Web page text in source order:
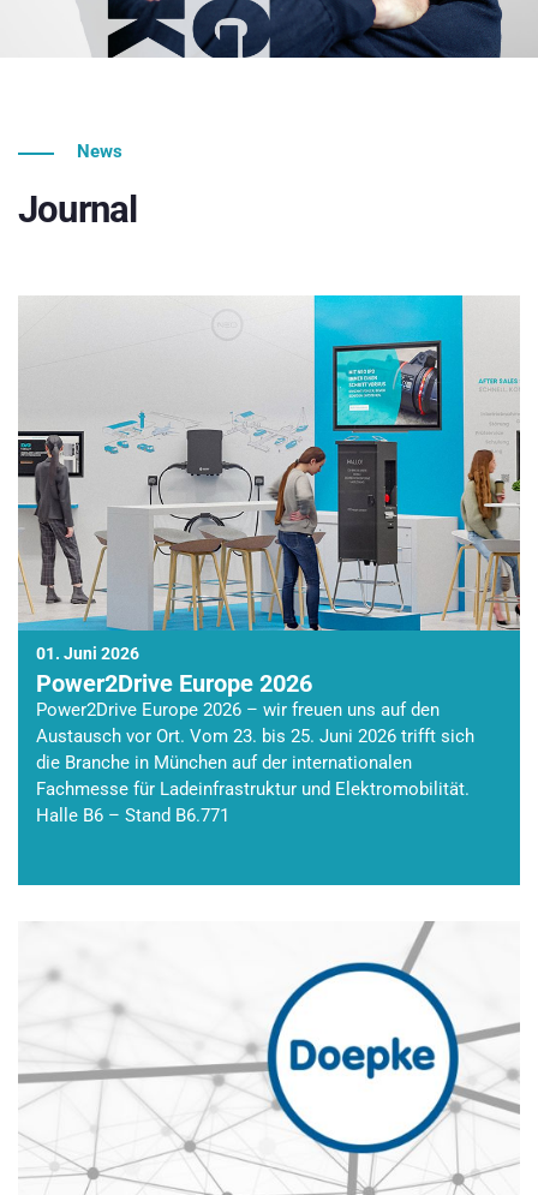
News
Journal
01. Juni 2026
Power2Drive Europe 2026
Power2Drive Europe 2026 – wir freuen uns auf den
Austausch vor Ort. Vom 23. bis 25. Juni 2026 trifft sich
die Branche in München auf der internationalen
Fachmesse für Ladeinfrastruktur und Elektromobilität.
Halle B6 – Stand B6.771